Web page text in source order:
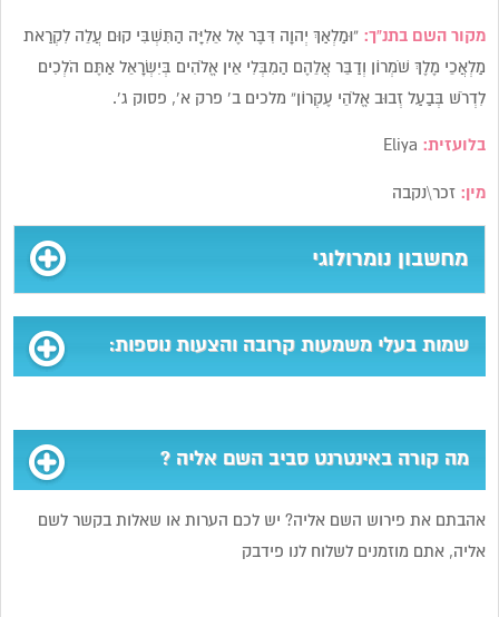
מקור השם בתנ”ך:“וּמַלְאַךְ יְהוָה דִּבֶּר אֶל אֵלִיָּה הַתִּשְׁבִּי קוּם עֲלֵה לִקְרַאת
מַלְאֲכֵי מֶלֶךְ שֹׁמְרוֹן וְדַבֵּר אֲלֵהֶם הַמִבְּלִי אֵין אֱלֹהִים בְּיִשְׂרָאֵל אַתֶּם הֹלְכִים
לִדְרֹשׁ בְּבַעַל זְבוּב אֱלֹהֵי עֶקְרוֹן” מלכים ב’ פרק א’, פסוק ג’.
בלועזית:
מין: זכר\נקבה
מחשבון נומרולוגי
שמות בעלי משמעות קרובה והצעות נוספות:
מה קורה באינטרנט סביב השם אליה ?
אהבתם את פירוש השם אליה? יש לכם הערות או שאלות בקשר לשם
אליה, אתם מוזמנים לשלוח לנו פידבק